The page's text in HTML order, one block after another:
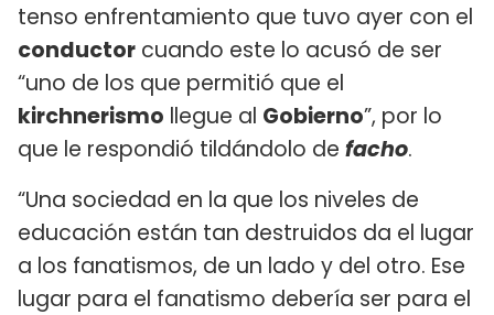
tenso enfrentamiento que tuvo ayer con el
conductor cuando este lo acusó de ser
“uno de los que permitió que el
kirchnerismo llegue al Gobierno”, por lo
que le respondió tildándolo de facho.
“Una sociedad en la que los niveles de
educación están tan destruidos da el lugar
a los fanatismos, de un lado y del otro. Ese
lugar para el fanatismo debería ser para el